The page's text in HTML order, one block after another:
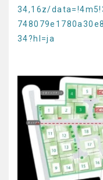
34,16z/
34?hl=ja